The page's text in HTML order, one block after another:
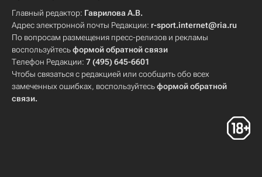
Главный редактор: Гаврилова А.В.
Адрес электронной почты Редакции: r-sport.internet@ria.ru
По вопросам размещения пресс-релизов и рекламы
воспользуйтесьформой обратной связи
Телефон Редакции: 7 (495) 645-6601
Чтобы связаться с редакцией или сообщить обо всех
замеченных ошибках, воспользуйтесьформой обратной
связи.